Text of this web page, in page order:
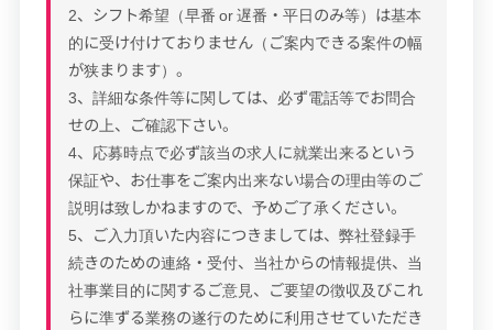
2、シフト希望（早番 or 遅番・平日のみ等）は基本
的に受け付けておりません（ご案内できる案件の幅
が狭まります）。
3、詳細な条件等に関しては、必ず電話等でお問合
せの上、ご確認下さい。
4、応募時点で必ず該当の求人に就業出来るという
保証や、お仕事をご案内出来ない場合の理由等のご
説明は致しかねますので、予めご了承ください。
5、ご入力頂いた内容につきましては、弊社登録手
続きのための連絡・受付、当社からの情報提供、当
社事業目的に関するご意見、ご要望の徴収及びこれ
らに準ずる業務の遂行のために利用させていただき